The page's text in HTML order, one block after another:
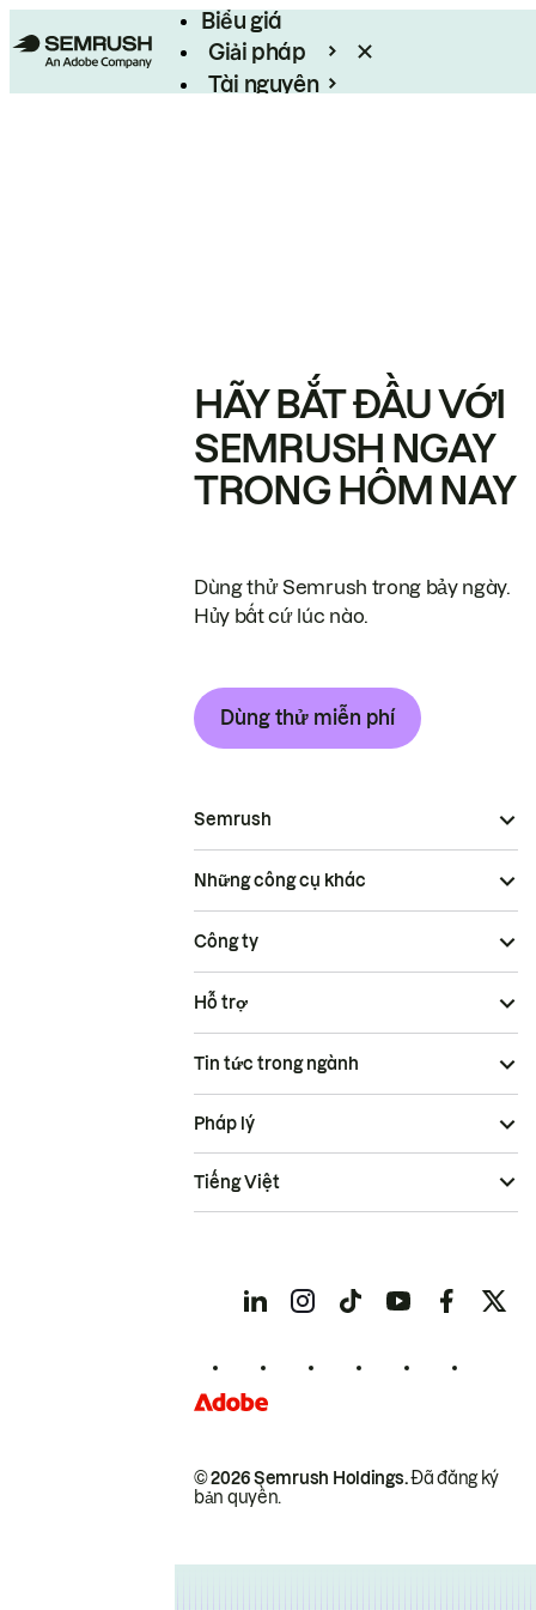
Biểu giá
Giải pháp
Tài nguyên
HÃY BẮT ĐẦU VỚI
SEMRUSH NGAY
TRONG HÔM NAY
Dùng thử Semrush trong bảy ngày.
Hủy bất cứ lúc nào.
Dùng thử miễn phí
Semrush
Những công cụ khác
Công ty
Hỗ trợ
Tin tức trong ngành
© 2026 Semrush Holdings.Đã đăng ký
bản quyền.
Pháp lý
Tiếng Việt